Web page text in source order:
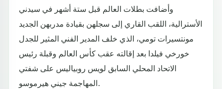
وأضافت بطلات العالم قبل ستة أشهر في سيدني
الأسترالية، اللقب القاري إلى سجلهن بقيادة مدربهن الجديد
مونتسيرات تومي، الذي خلف المدير الفني المثير للجدل
خورخي فيلدا بعد إقالته عقب كأس العالم وقبلة رئيس
الاتحاد المحلي السابق لويس روبياليس على شفتي
المهاجمة جيني هيرموسو.